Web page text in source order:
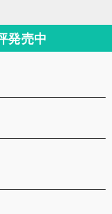
発売中